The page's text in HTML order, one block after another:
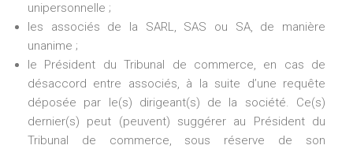
unipersonnelle ;
les associés de la SARL, SAS ou SA, de manière
unanime ;
le Président du Tribunal de commerce, en cas de
désaccord entre associés, à la suite d’une requête
déposée par le(s) dirigeant(s) de la société. Ce(s)
dernier(s) peut (peuvent) suggérer au Président du
Tribunal de commerce, sous réserve de son